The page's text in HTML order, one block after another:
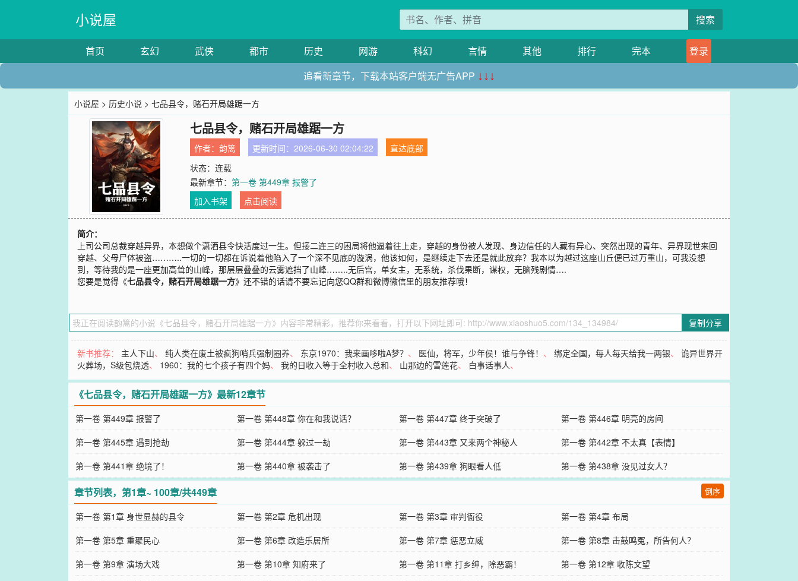
小说屋 搜索
首页 玄幻 武侠 都市 历史 网游 科幻 言情 其他 排行 完本
登录
追看新章节，下载本站客户端无广告APP ↓↓↓
小说屋 > 历史小说 > 七品县令，赌石开局雄踞一方
七品县令，赌石开局雄踞一方
作者：韵篱 更新时间：2026-06-30 02:04:22
直达底部
状态：连载
最新章节：第一卷 第449章 报警了
加入书架
点击阅读
简介：
上司公司总裁穿越异界，本想做个潇洒县令快活度过一生。但接二连三的困局将他逼着往上走，穿越的身份被人发现、身边信任的人藏有异心、突然出现的青年、异界现世来回
穿越、父母尸体被盗………..一切的一切都在诉说着他陷入了一个深不见底的漩涡，他该如何，是继续走下去还是就此放弃？我本以为越过这座山丘便已过万重山，可我没想
到，等待我的是一座更加高耸的山峰，那层层叠叠的云雾遮挡了山峰……..无后宫，单女主，无系统，杀伐果断，谋权，无脑残剧情….
您要是觉得《七品县令，赌石开局雄踞一方》还不错的话请不要忘记向您QQ群和微博微信里的朋友推荐哦！
复制分享
新书推荐： 主人下山、纯人类在废土被疯狗哨兵强制圈养、 东京1970：我来画哆啦A梦？ 、 医仙，将军，少年侯！谁与争锋！ 、绑定全国，每人每天给我一两银、诡异世界开
火葬场，S级包烧透、 1960：我的七个孩子有四个妈、我的日收入等于全村收入总和、 山那边的雪莲花、 白事话事人、
《七品县令，赌石开局雄踞一方》最新12章节
第一卷 第449章 报警了 第一卷 第448章 你在和我说话？ 第一卷 第447章 终于突破了
第一卷 第446章 明亮的房间
第一卷 第445章 遇到抢劫
第一卷 第444章 躲过一劫 第一卷 第443章 又来两个神秘人
第一卷 第442章 不太真【表情】
第一卷 第441章 绝境了！
第一卷 第440章 被袭击了 第一卷 第439章 狗眼看人低 第一卷 第438章 没见过女人？
章节列表，第1章~ 100章/共449章 倒序
第一卷 第1章 身世显赫的县令 第一卷 第2章 危机出现 第一卷 第3章 审判衙役
第一卷 第4章 布局
第一卷 第5章 重聚民心
第一卷 第6章 改造乐居所 第一卷 第7章 惩恶立威
第一卷 第8章 击鼓鸣冤，所告何人？
第一卷 第9章 演场大戏
第一卷 第10章 知府来了 第一卷 第11章 打乡绅，除恶霸！
第一卷 第12章 收陈文望